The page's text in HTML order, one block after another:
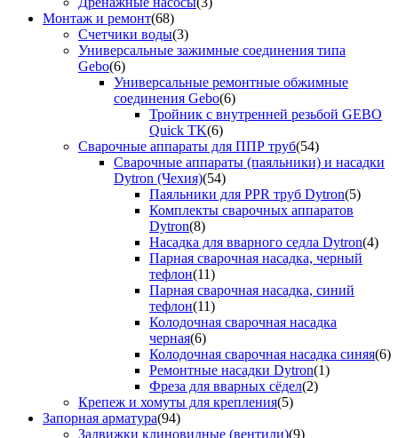
Монтаж и ремонт(68)
Счетчики воды(3)
Универсальные зажимные соединения типа
Gebo(6)
Универсальные ремонтные обжимные
соединения Gebo(6)
Тройник с внутренней резьбой GEBO
Quick TK(6)
Сварочные аппараты для ППР труб(54)
Сварочные аппараты (паяльники) и насадки
Dytron (Чехия)(54)
Паяльники для PPR труб Dytron(5)
Комплекты сварочных аппаратов
Dytron(8)
Насадка для вварного седла Dytron(4)
Парная сварочная насадка, черный
тефлон(11)
Парная сварочная насадка, синий
тефлон(11)
Колодочная сварочная насадка
черная(6)
Колодочная сварочная насадка синяя(6)
Ремонтные насадки Dytron(1)
Фреза для вварных сёдел(2)
Крепеж и хомуты для крепления(5)
Запорная арматура(94)
Задвижки клиновидные (вентили)(9)